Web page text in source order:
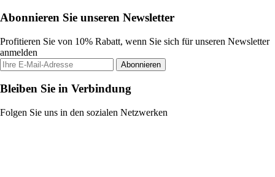
Abonnieren Sie unseren Newsletter
Profitieren Sie von 10% Rabatt, wenn Sie sich für unseren Newsletter
anmelden
Abonnieren
Bleiben Sie in Verbindung
Folgen Sie uns in den sozialen Netzwerken